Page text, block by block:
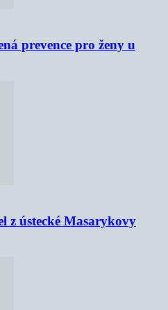
prevence pro ženy u
z ústecké Masarykovy